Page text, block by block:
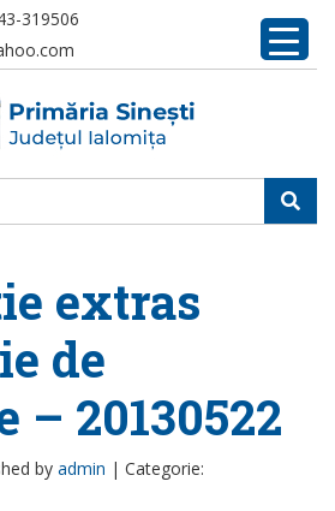
319506
extras
de
– 20130522
by admin | Categorie: